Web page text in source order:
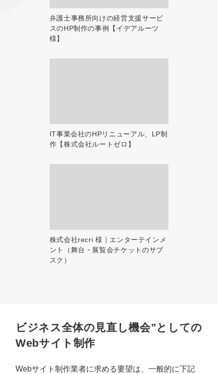
弁護士事務所向けの経営支援サービ
スのHP制作の事例【イデアルーツ
様】
IT事業会社のHPリニューアル、LP制
作【株式会社ルートゼロ】
株式会社recri 様｜エンターテインメ
ント（舞台・展覧会チケットのサブ
スク）
ビジネス全体の見直し機会”としての
Webサイト制作
Webサイト制作業者に求める要望は、一般的に下記